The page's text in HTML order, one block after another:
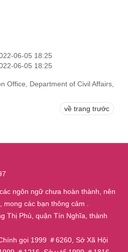
06-05 18:25
06-05 18:25
Office, Department of Civil Affairs,
về trang trước
ngôn ngữ chưa hoàn thành, nên
các bạn thông cảm .
Thị Phủ, quận Tín Nghĩa, thành
gọi 1999 ＃6260, Sở Xã Hội